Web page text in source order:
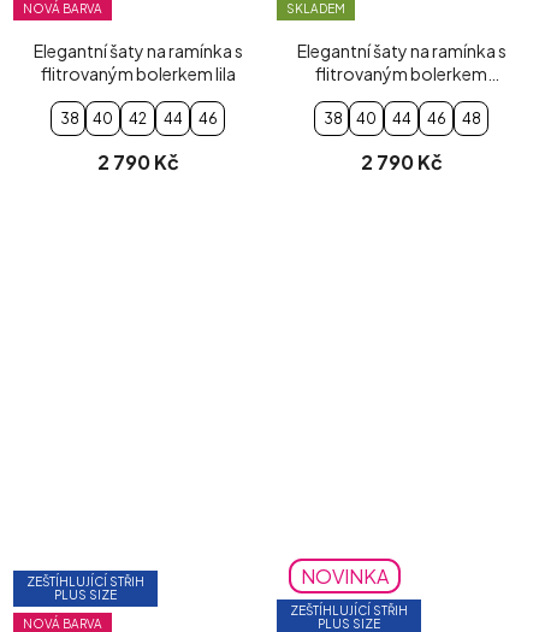
NOVÁ BARVA
Elegantní šaty na ramínka s
flitrovaným bolerkem lila
38 40 42 44 46
2 790 Kč
SKLADEM
Elegantní šaty na ramínka s
flitrovaným bolerkem
modré
38 40 44 46 48
2 790 Kč
ZEŠTÍHLUJÍCÍ STŘIH
PLUS SIZE
NOVÁ BARVA
NOVINKA
ZEŠTÍHLUJÍCÍ STŘIH
PLUS SIZE